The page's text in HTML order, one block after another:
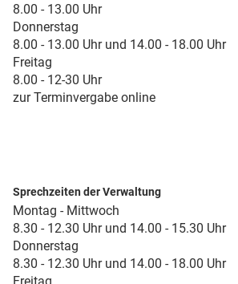
8.00 - 13.00 Uhr
Donnerstag
8.00 - 13.00 Uhr und 14.00 - 18.00 Uhr
Freitag
8.00 - 12-30 Uhr
zur Terminvergabe online
Sprechzeiten der Verwaltung
Montag - Mittwoch
8.30 - 12.30 Uhr und 14.00 - 15.30 Uhr
Donnerstag
8.30 - 12.30 Uhr und 14.00 - 18.00 Uhr